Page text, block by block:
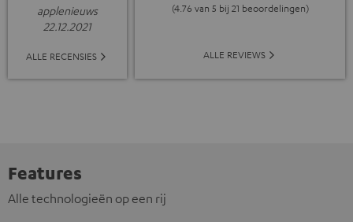
applenieuws
22.12.2021
ALLE RECENSIES
(4.76 van 5 bij 21 beoordelingen)
ALLE REVIEWS
Features
Alle technologieën op een rij